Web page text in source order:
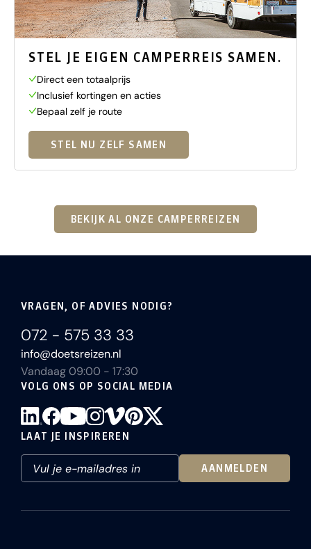
STEL JE EIGEN CAMPERREIS SAMEN.
Direct een totaalprijs
Inclusief kortingen en acties
Bepaal zelf je route
STEL NU ZELF SAMEN
BEKIJK AL ONZE CAMPERREIZEN
VRAGEN, OF ADVIES NODIG?
072 - 575 33 33
info@doetsreizen.nl
Vandaag 09:00 - 17:30
VOLG ONS OP SOCIAL MEDIA
LAAT JE INSPIREREN
AANMELDEN